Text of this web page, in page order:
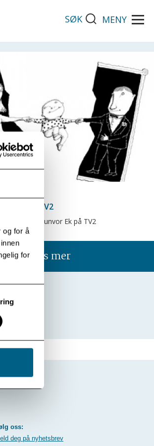
og for å
for
SØK MENY
på TV2
var Gunvor Ek på TV2
Les mer
oss:
deg på nyhetsbrev